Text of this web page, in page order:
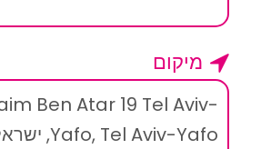
מיקום
Ben Atar 19 Tel Aviv-
Yafo, Tel Aviv-Yafo, ישראל